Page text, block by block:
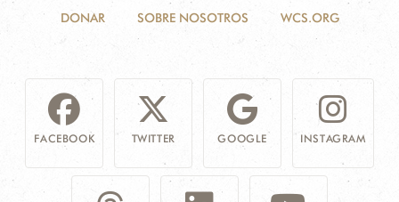
DONAR SOBRE NOSOTROS WCS.ORG
FACEBOOK TWITTER GOOGLE INSTAGRAM